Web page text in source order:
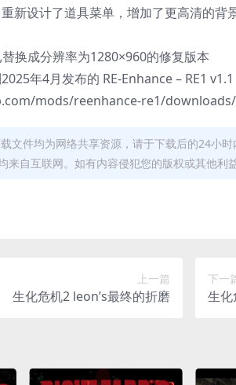
新设计了道具菜单，增加了更高清的
换成分辨率为1280×960的修复版本
年4月发布的 RE-Enhance – RE1
mods/reenhance-re1/downloads/
文件均为网络共享资源，请于下载后的24小
来自互联网。如有内容侵犯您的版权或其他利
上一篇
生化危机2 leon’s最终的折磨
下一
生化